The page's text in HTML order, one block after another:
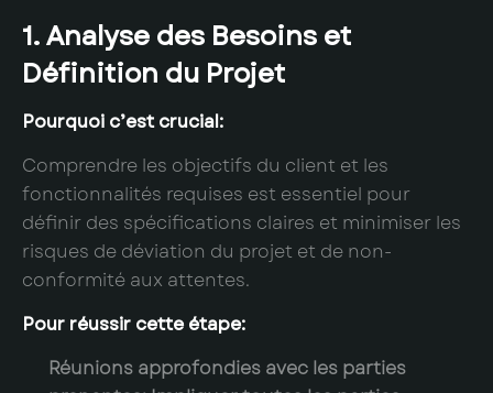
1. Analyse des Besoins et
Définition du Projet
Pourquoi c’est crucial:
Comprendre les objectifs du client et les
fonctionnalités requises est essentiel pour
définir des spécifications claires et minimiser les
risques de déviation du projet et de non-
conformité aux attentes.
Pour réussir cette étape:
Réunions approfondies avec les parties